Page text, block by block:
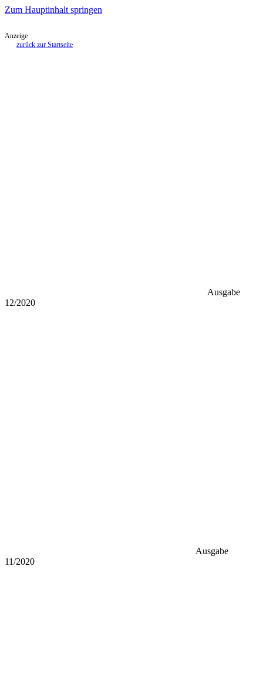
Zum Hauptinhalt springen
Anzeige
zurück zur Startseite
Ausgabe
12/2020
Ausgabe
11/2020